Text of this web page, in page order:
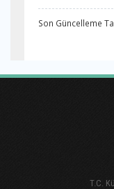
Son Güncelleme
T.C.